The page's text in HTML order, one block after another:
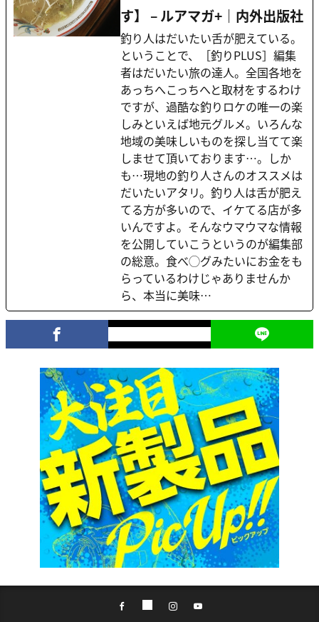
す】 – ルアマガ+｜内外出版社
釣り人はだいたい舌が肥えている。
ということで、［釣りPLUS］編集
者はだいたい旅の達人。全国各地を
あっちへこっちへと取材をするわけ
ですが、過酷な釣りロケの唯一の楽
しみといえば地元グルメ。いろんな
地域の美味しいものを探し当てて楽
しませて頂いております…。しか
も…現地の釣り人さんのオススメは
だいたいアタリ。釣り人は舌が肥え
てる方が多いので、イケてる店が多
いんですよ。そんなウマウマな情報
を公開していこうというのが編集部
の総意。食べ◯グみたいにお金をも
らっているわけじゃありませんか
ら、本当に美味…